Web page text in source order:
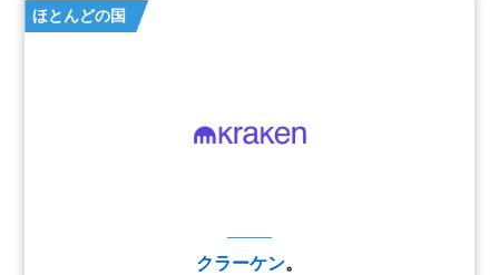
ほとんどの国
クラーケン。